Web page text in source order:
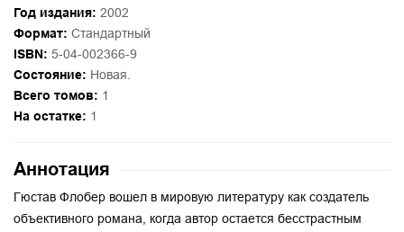
Год издания: 2002
Формат: Стандартный
ISBN: 5-04-002366-9
Состояние: Новая.
Всего томов: 1
На остатке: 1
Аннотация
Гюстав Флобер вошел в мировую литературу как создатель
объективного романа, когда автор остается бесстрастным